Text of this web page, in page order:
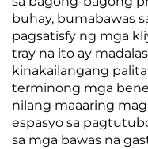
buhay, bumabawas
pagsatisfy ng mga
tray na ito ay
kinakailangang
terminong mga
nilang maaaring
espasyo sa
sa mga bawas na